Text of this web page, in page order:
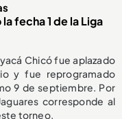
fecha 1 de la Liga
Chicó fue aplazado
y fue reprogramado
9 de septiembre. Por
corresponde al
torneo.